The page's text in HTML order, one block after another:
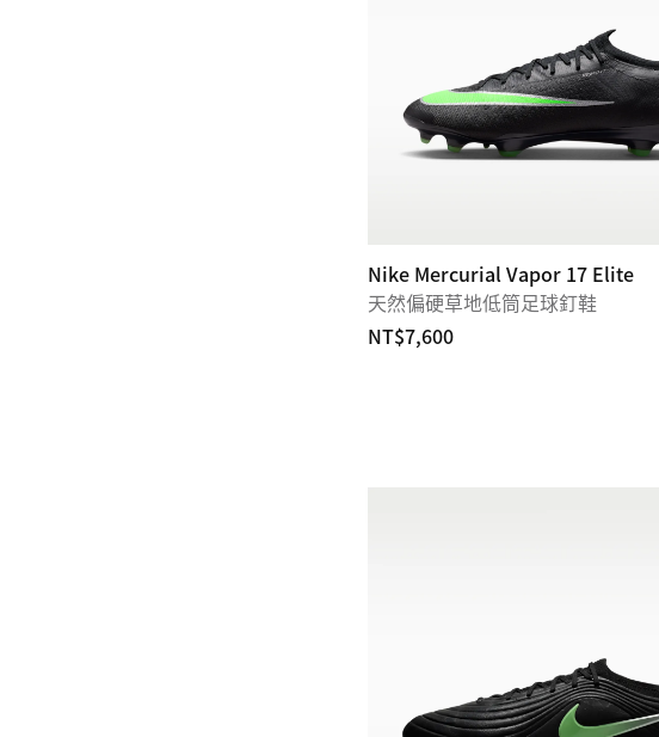
Nike Mercurial Vapor 17 Elite
天然偏硬草地低筒足球釘鞋
NT$7,600